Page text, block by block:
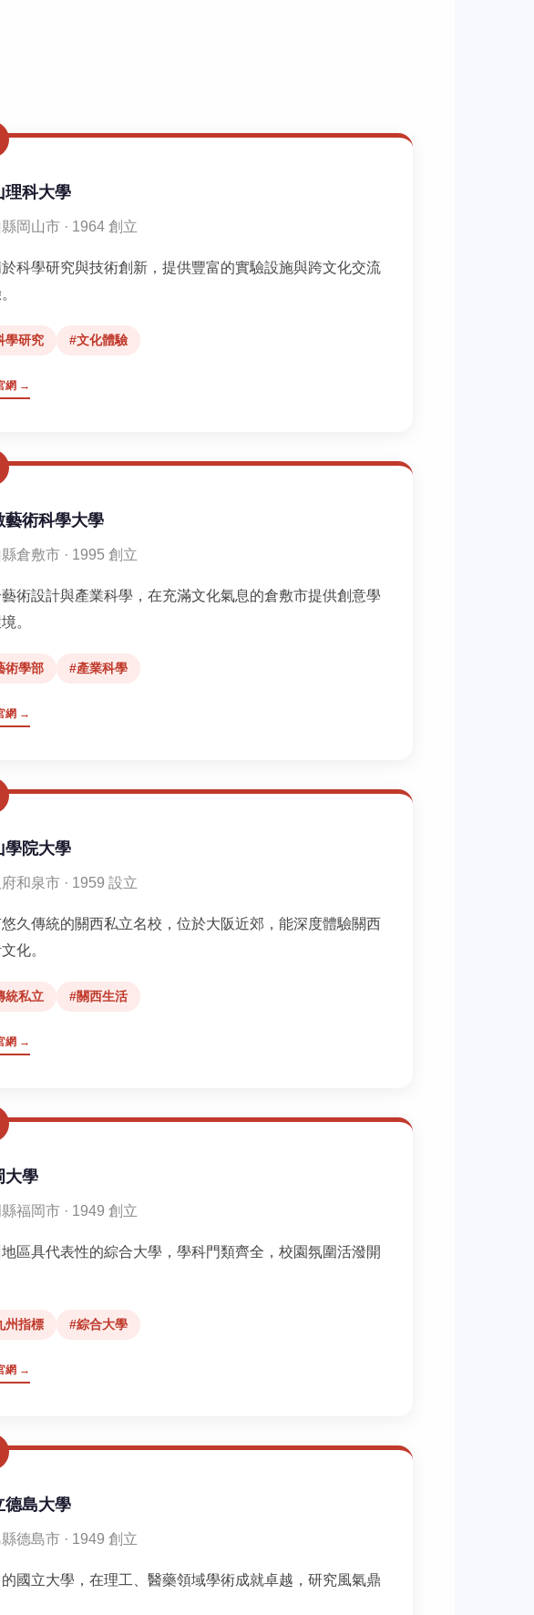
理科大學
岡山市 · 1964 創立
科學研究與技術創新，提供豐富的實驗設施與跨文化交流
學研究 #文化體驗
網 →
藝術科學大學
倉敷市 · 1995 創立
術設計與產業科學，在充滿文化氣息的倉敷市提供創意學
。
術學部 #產業科學
網 →
學院大學
和泉市 · 1959 設立
久傳統的關西私立名校，位於大阪近郊，能深度體驗關西
化。
統私立 #關西生活
網 →
大學
福岡市 · 1949 創立
區具代表性的綜合大學，學科門類齊全，校園氛圍活潑開
州指標 #綜合大學
網 →
德島大學
德島市 · 1949 創立
國立大學，在理工、醫藥領域學術成就卓越，研究風氣鼎